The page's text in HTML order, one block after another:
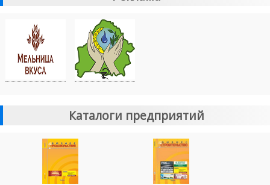
Каталоги предприятий